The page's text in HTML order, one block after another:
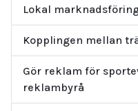
Lokal
Kopplingen mellan
Gör reklam för
reklambyrå